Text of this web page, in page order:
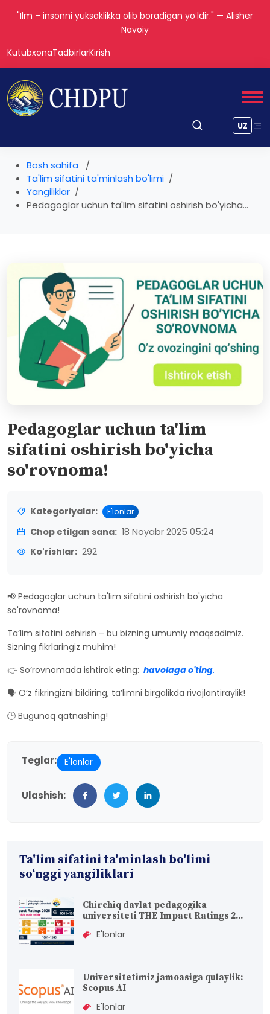
"Ilm – insonni yuksaklikka olib boradigan yoʻldir." — Alisher
Navoiy
KutubxonaTadbirlarKirish
UZ
Bosh sahifa
Ta'lim sifatini ta'minlash bo'limi
Yangiliklar
Pedagoglar uchun ta'lim sifatini oshirish bo'yicha...
Pedagoglar uchun ta'lim
sifatini oshirish bo'yicha
so'rovnoma!
Kategoriyalar: E'lonlar
Chop etilgan sana: 18 Noyabr 2025 05:24
Ko'rishlar: 292
📢 Pedagoglar uchun ta'lim sifatini oshirish bo'yicha
so'rovnoma!
Ta’lim sifatini oshirish – bu bizning umumiy maqsadimiz.
Sizning fikrlaringiz muhim!
👉 So‘rovnomada ishtirok eting: havolaga o'ting.
🗣 O‘z fikringizni bildiring, ta’limni birgalikda rivojlantiraylik!
🕒 Bugunoq qatnashing!
Teglar: E'lonlar
Ulashish:
Ta'lim sifatini ta'minlash bo'limi
so‘nggi yangiliklari
Chirchiq davlat pedagogika
universiteti THE Impact Ratings 2...
E'lonlar
Universitetimiz jamoasiga qulaylik:
Scopus AI
E'lonlar